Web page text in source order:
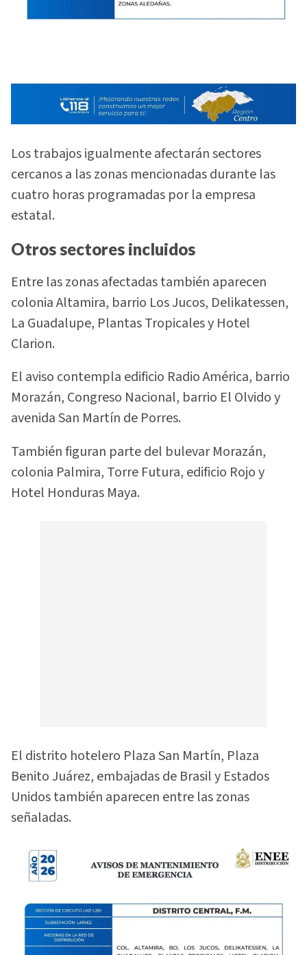
Los trabajos igualmente afectarán sectores
cercanos a las zonas mencionadas durante las
cuatro horas programadas por la empresa
estatal.
Otros sectores incluidos
Entre las zonas afectadas también aparecen
colonia Altamira, barrio Los Jucos, Delikatessen,
La Guadalupe, Plantas Tropicales y Hotel
Clarion.
El aviso contempla edificio Radio América, barrio
Morazán, Congreso Nacional, barrio El Olvido y
avenida San Martín de Porres.
También figuran parte del bulevar Morazán,
colonia Palmira, Torre Futura, edificio Rojo y
Hotel Honduras Maya.
El distrito hotelero Plaza San Martín, Plaza
Benito Juárez, embajadas de Brasil y Estados
Unidos también aparecen entre las zonas
señaladas.